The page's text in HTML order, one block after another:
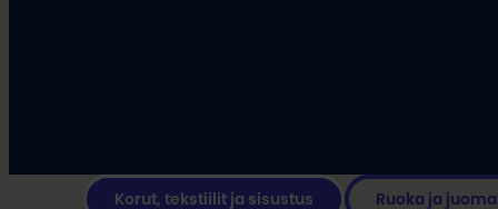
Korut, tekstiilit ja sisustus Ruoka ja juoma